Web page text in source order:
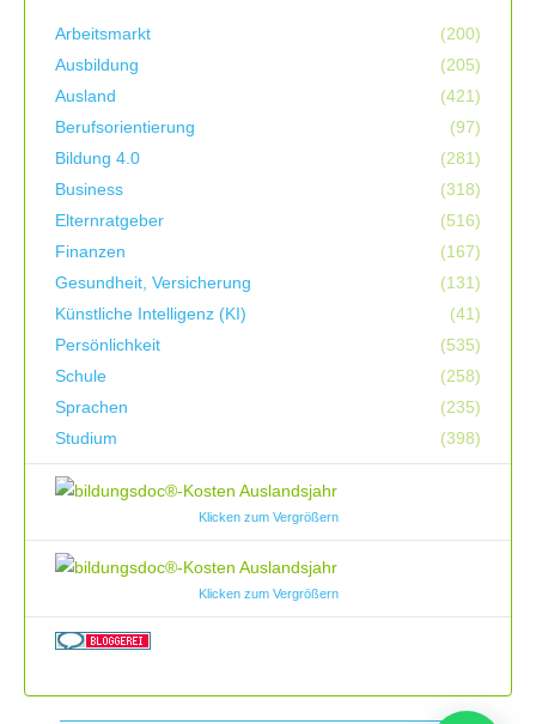
Arbeitsmarkt
(200)
Ausbildung
(205)
Ausland
(421)
Berufsorientierung
(97)
Bildung 4.0
(281)
Business
(318)
Elternratgeber
(516)
Finanzen
(167)
Gesundheit, Versicherung
(131)
Künstliche Intelligenz (KI)
(41)
Persönlichkeit
(535)
Schule
(258)
Sprachen
(235)
Studium
(398)
Klicken zum Vergrößern
Klicken zum Vergrößern